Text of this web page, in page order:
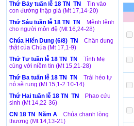
Thứ Bảy tuấn lễ 18 TN TN
Tin vào
con đường thập giá (Mt 17,14-20)
Thứ Sáu tuần lễ 18 TN TN
Mệnh lệnh
cho người môn đệ (Mt 16,24-28)
Chúa Hiển Dung (6/8) TN
Chân dung
thật của Chúa (Mt 17,1-9)
Thứ Tư tuần lễ 18 TN TN
Tình Mẹ
cùng với niềm tin (Mt 15,21-28)
Thứ Ba tuấn lễ 18 TN TN
Trái héo tự
nó sẽ rụng (Mt 15,1-2.10-14)
Thứ Hai tuần lễ 18 TN TN
Phao cứu
sinh (Mt 14,22-36)
CN 18 TN Năm A
Chúa chạnh lòng
thương (Mt 14,13-21)